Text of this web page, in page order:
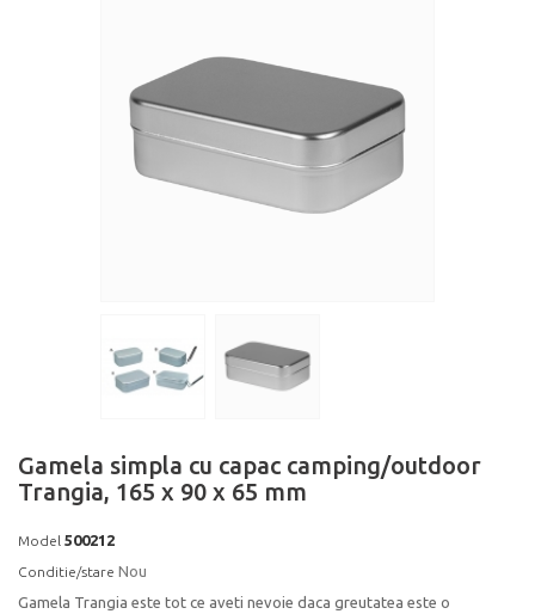
Gamela simpla cu capac camping/outdoor
Trangia, 165 x 90 x 65 mm
Model 500212
Conditie/stare Nou
Gamela Trangia este tot ce aveti nevoie daca greutatea este o